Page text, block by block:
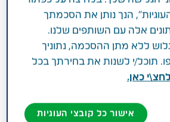
הנך נותן את הסכמתך
אלה עם השותפים שלנו.
ללא מתן ההסכמה, נתוניך
תוכל/י לשנות את בחירתך בכל
לחצ\י כאן.
אישור כל קובצי העוגיות